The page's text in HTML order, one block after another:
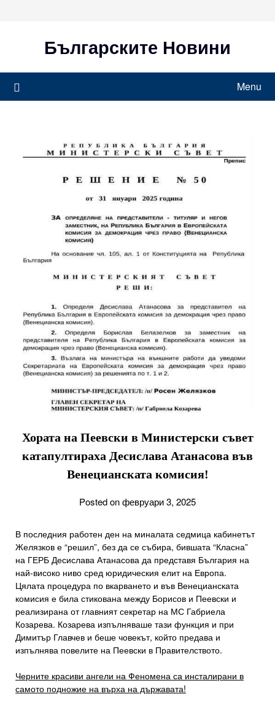
Българските Новини
Menu
Хората на Пеевски в Министерски съвет
катапултираха Десислава Атанасова във
Венецианската комисия!
Posted on февруари 3, 2025
В последния работен ден на миналата седмица кабинетът
Желязков е “решил”, без да се събира, бившата “Класна”
на ГЕРБ Десислава Атанасова да представя България на
най-високо ниво сред юридическия елит на Европа.
Цялата процедура по вкарването и във Венецианската
комисия е била стикована между Борисов и Пеевски и
реализирана от главният секретар на МС Габриела
Козарева. Козарева изпълняваше тази функция и при
Димитър Главчев и беше човекът, който предава и
изпълнява повелите на Пеевски в Правителството.
Черните красиви ангели на Феномена са инсталирани в
самото подножие на върха на държавата!